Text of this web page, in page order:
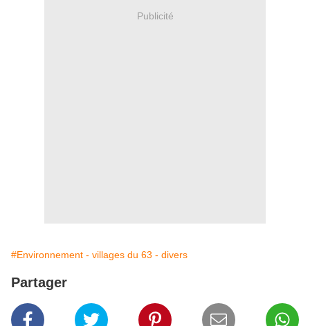
Publicité
#Environnement - villages du 63 - divers
Partager